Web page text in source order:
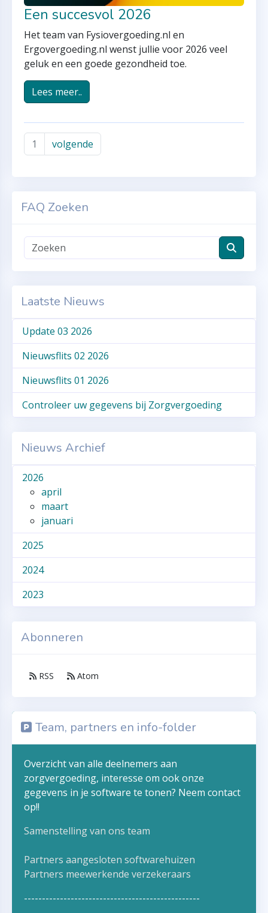
Een succesvol 2026
Het team van Fysiovergoeding.nl en
Ergovergoeding.nl wenst jullie voor 2026 veel
geluk en een goede gezondheid toe.
Lees meer..
1 volgende
FAQ Zoeken
Laatste Nieuws
Update 03 2026
Nieuwsflits 02 2026
Nieuwsflits 01 2026
Controleer uw gegevens bij Zorgvergoeding
Nieuws Archief
2026
april
maart
januari
2025
2024
2023
Abonneren
RSS Atom
Team, partners en info-folder
Overzicht van alle deelnemers aan
zorgvergoeding, interesse om ook onze
gegevens in je software te tonen? Neem contact
op!!
Samenstelling van ons team
Partners aangesloten softwarehuizen
Partners meewerkende verzekeraars
-------------------------------------------------